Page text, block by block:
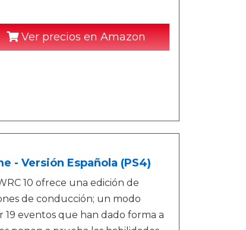
Ver precios en Amazon
- Versión Española (PS4)
10 ofrece una edición de
de conducción; un modo
eventos que han dado forma a